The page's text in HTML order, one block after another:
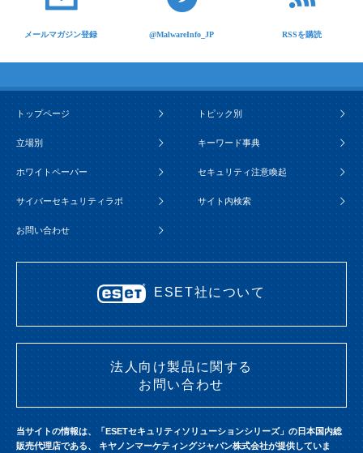
メールマガジン登録 @MalwareInfo_JP RSSを購読
トップページ トピック別
立場別 キーワード事典
ホワイトペーパー セキュリティ注意喚起
サイバーセキュリティラボ サイト内検索
お問い合わせ
ESET社について
法人向け製品に関する
お問い合わせ
当サイトの情報は、「ESETセキュリティソリューションシリーズ」の日本国内総
販売代理店である、 キヤノンマーケティングジャパン株式会社が提供していま